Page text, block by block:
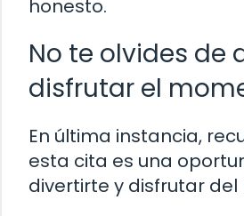
honesto.
No te olvides de
disfrutar el
En última instancia,
esta cita es una
divertirte y disfrutar